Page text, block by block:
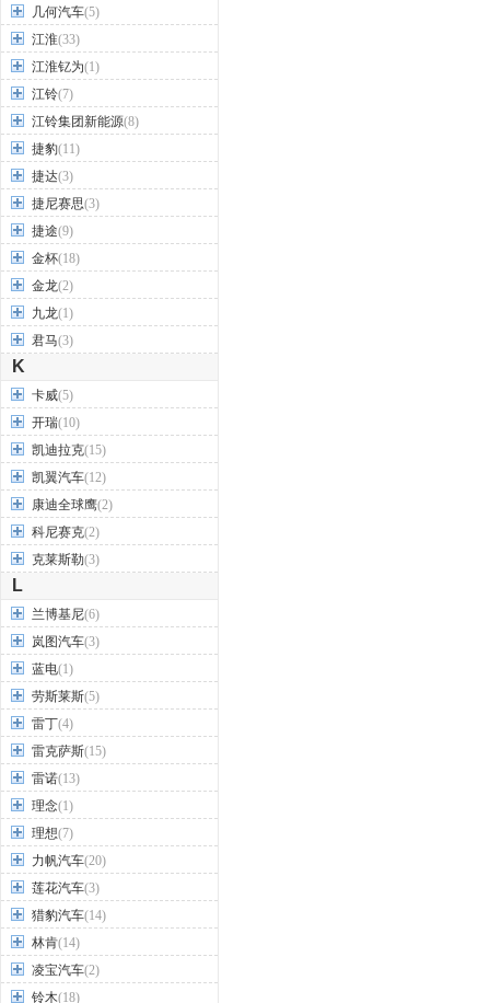
几何汽车(5)
江淮(33)
江淮钇为(1)
江铃(7)
江铃集团新能源(8)
捷豹(11)
捷达(3)
捷尼赛思(3)
捷途(9)
金杯(18)
金龙(2)
九龙(1)
君马(3)
K
卡威(5)
开瑞(10)
凯迪拉克(15)
凯翼汽车(12)
康迪全球鹰(2)
科尼赛克(2)
克莱斯勒(3)
L
兰博基尼(6)
岚图汽车(3)
蓝电(1)
劳斯莱斯(5)
雷丁(4)
雷克萨斯(15)
雷诺(13)
理念(1)
理想(7)
力帆汽车(20)
莲花汽车(3)
猎豹汽车(14)
林肯(14)
凌宝汽车(2)
铃木(18)